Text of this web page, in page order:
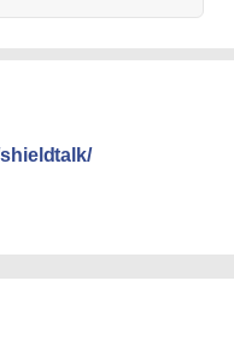
全版】
イタリア 2026～2027 地
大型 ビーチ アウトドアパ
超長距離照射 長時間使用
き 高安全性 金属製耐久 コ